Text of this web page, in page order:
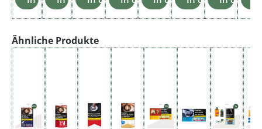
Produktgalerie überspringen
Ähnliche Produkte